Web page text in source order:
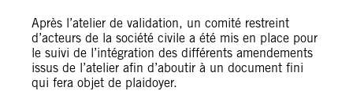
Après l’atelier de validation, un comité restreint
d’acteurs de la société civile a été mis en place pour
le suivi de l’intégration des différents amendements
issus de l’atelier afin d’aboutir à un document fini
qui fera objet de plaidoyer.